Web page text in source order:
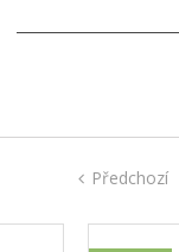
Předchozí